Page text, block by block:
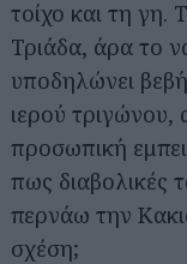
τοίχο και τη γη.
Τριάδα, άρα το
υποδηλώνει
ιερού τριγώνου,
προσωπική
πως διαβολικές
περνάω την
σχέση;